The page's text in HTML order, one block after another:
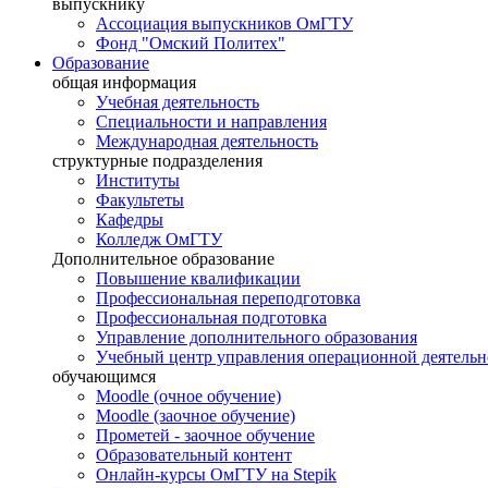
выпускнику
Ассоциация выпускников ОмГТУ
Фонд "Омский Политех"
Образование
общая информация
Учебная деятельность
Специальности и направления
Международная деятельность
структурные подразделения
Институты
Факультеты
Кафедры
Колледж ОмГТУ
Дополнительное образование
Повышение квалификации
Профессиональная переподготовка
Профессиональная подготовка
Управление дополнительного образования
Учебный центр управления операционной
обучающимся
Moodle (очное обучение)
Moodle (заочное обучение)
Прометей - заочное обучение
Образовательный контент
Онлайн-курсы ОмГТУ на Stepik